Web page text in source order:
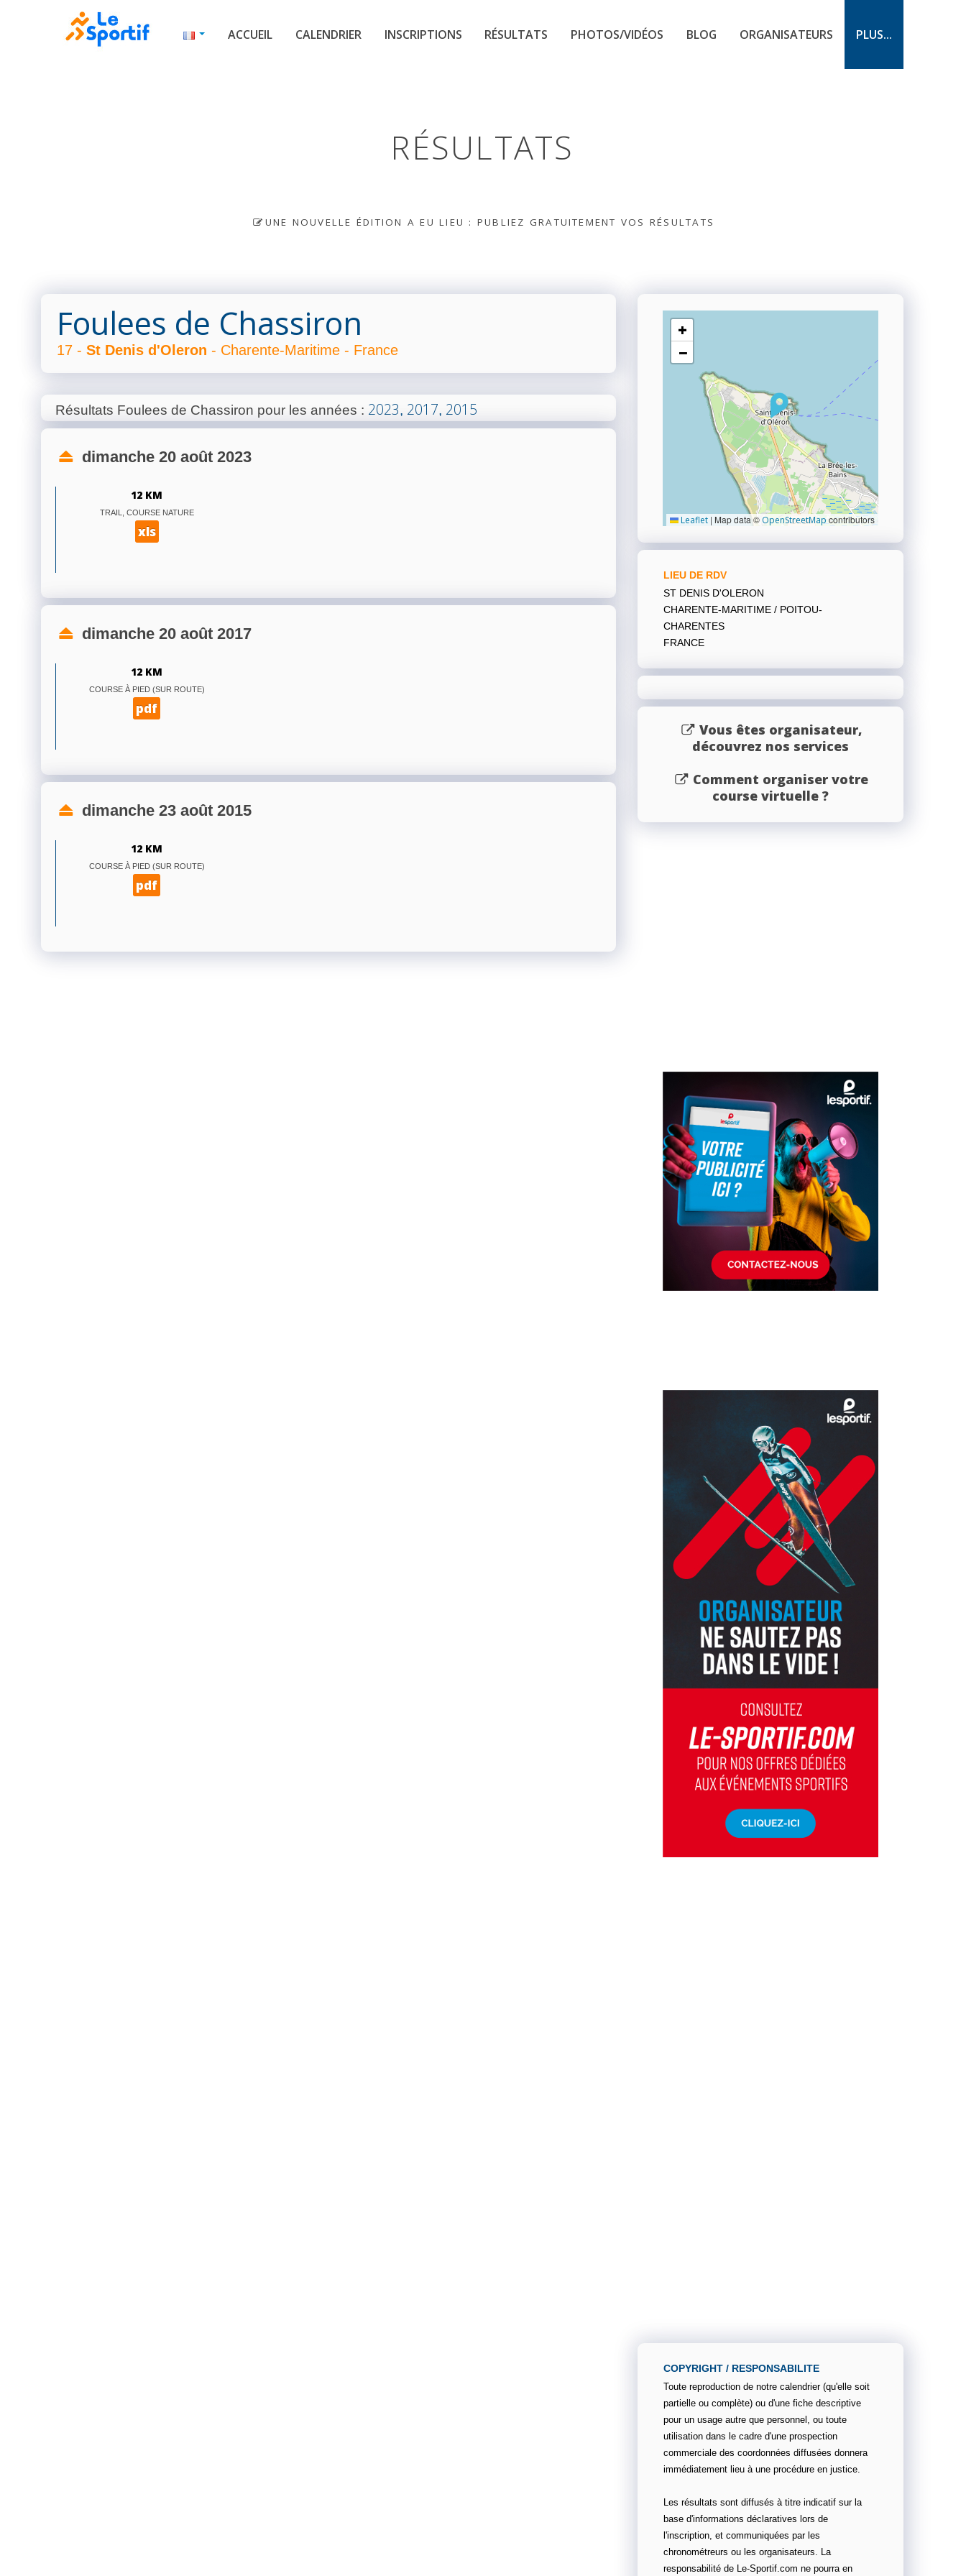
ACCUEIL CALENDRIER INSCRIPTIONS RÉSULTATS PHOTOS/VIDÉOS BLOG ORGANISATEURS PLUS...
RÉSULTATS
UNE NOUVELLE ÉDITION A EU LIEU : PUBLIEZ GRATUITEMENT VOS RÉSULTATS
Foulees de Chassiron
17 - St Denis d'Oleron - Charente-Maritime - France
Résultats Foulees de Chassiron pour les années : 2023, 2017, 2015
dimanche 20 août 2023
12 KM
TRAIL, COURSE NATURE
xls
dimanche 20 août 2017
12 KM
COURSE À PIED (SUR ROUTE)
pdf
dimanche 23 août 2015
12 KM
COURSE À PIED (SUR ROUTE)
pdf
+
−
Leaflet | Map data © OpenStreetMapcontributors
LIEU DE RDV
ST DENIS D'OLERON
CHARENTE-MARITIME / POITOU-
CHARENTES
FRANCE
Vous êtes organisateur,
découvrez nos services
Comment organiser votre
course virtuelle ?
COPYRIGHT / RESPONSABILITE
Toute reproduction de notre calendrier (qu'elle soit
partielle ou complète) ou d'une fiche descriptive
pour un usage autre que personnel, ou toute
utilisation dans le cadre d'une prospection
commerciale des coordonnées diffusées donnera
immédiatement lieu à une procédure en justice.
Les résultats sont diffusés à titre indicatif sur la
base d'informations déclaratives lors de
l'inscription, et communiquées par les
chronométreurs ou les organisateurs. La
responsabilité de Le-Sportif.com ne pourra en